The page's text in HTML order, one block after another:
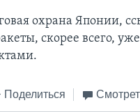
охрана Японии,
скорее всего,
Поделиться